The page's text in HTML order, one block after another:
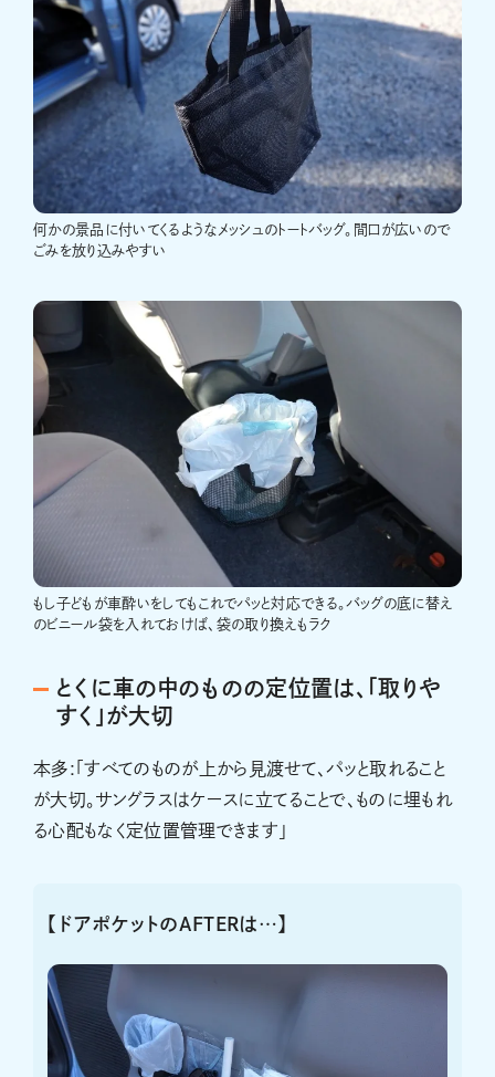
何かの景品に付いてくるようなメッシュのトートバッグ。間口が広いので
ごみを放り込みやすい
もし子どもが車酔いをしてもこれでパッと対応できる。バッグの底に替え
のビニール袋を入れておけば、袋の取り換えもラク
とくに車の中のものの定位置は、「取りや
すく」が大切
本多:「すべてのものが上から見渡せて、パッと取れること
が大切。サングラスはケースに立てることで、ものに埋もれ
る心配もなく定位置管理できます」
【ドアポケットのAFTERは…】